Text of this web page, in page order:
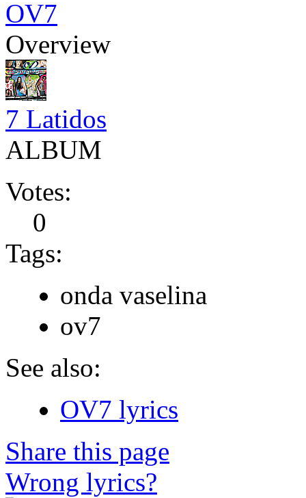
OV7
Overview
7 Latidos
ALBUM
Votes:
0
Tags:
onda vaselina
ov7
See also:
OV7 lyrics
Share this page
Wrong lyrics?